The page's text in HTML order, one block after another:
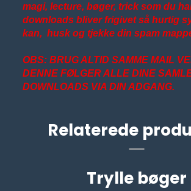
magi, lecture, bøger, trick som du
downloads bliver frigivet så hurtig
kan, husk og tjekke din spam
OBS: BRUG ALTID SAMME MAIL
DENNE FØLGER ALLE DINE
DOWNLOADS VIA DIN ADGANG.
Relaterede
Trylle bøger